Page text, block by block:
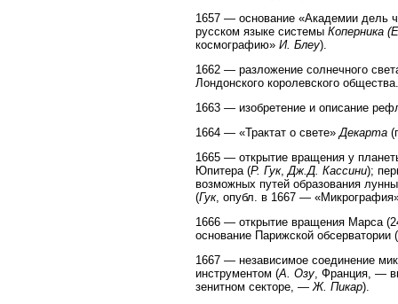
1657 — основание «Академии дель
русском языке системы Коперника
космографию» И. Блеу).
1662 — разложение солнечного
Лондонского королевского общества.
1663 — изобретение и описание
1664 — «Трактат о свете»Декарта
1665 — открытие вращения у
Юпитера (Р. Гук,Дж.Д. Кассини);
возможных путей образования
(Гук, опубл. в 1667 —
1666 — открытие вращения Марса
основание Парижской
1667 — независимое соединение
инструментом (А. Озу, Франция, —
зенитном секторе, —Ж. Пикар).